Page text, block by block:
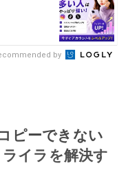
by
ピーできない
イラを解決す